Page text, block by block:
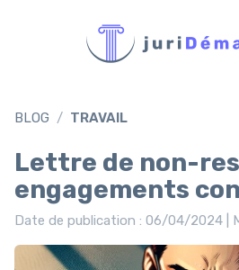
BLOG TRAVAIL
Lettre de non-
engagements
Date de publication : 06/04/2024 |